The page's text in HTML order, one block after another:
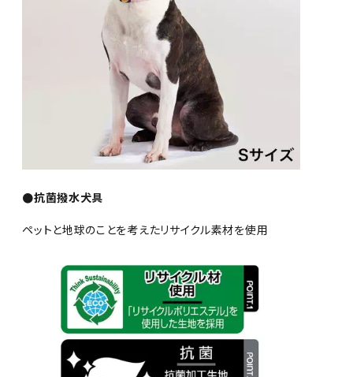
●抗菌撥水犬具
ペットと地球のことを考えたリサイクル素材を使用